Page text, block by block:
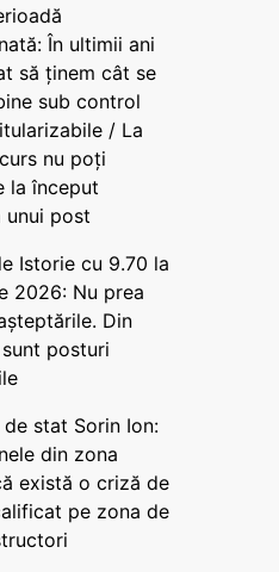
În ultimii ani
să ținem cât se
sub control
/ La
nu poți
la început
unui post
Istorie cu 9.70 la
2026: Nu prea
Din
posturi
stat Sorin Ion:
din zona
există o criză de
pe zona de